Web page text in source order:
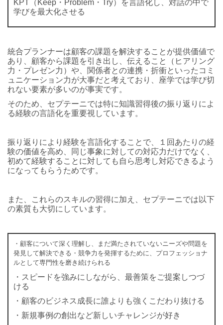
KPT（Keep・Problem・Try）を言語化し、対話の中で
学びを最大化させる
統合プランナーは顧客の課題を解決することが提供価値で
あり、顧客から課題を引き出し、伝えること（ヒアリング
力・プレゼン力）や、関係者との連携・折衝といったコミ
ュニケーション力が大事だと考えており、座学では学び切
れない要素が多いのが事実です。
そのため、セプテーニでは特に知識習得後の振り返りによ
る経験の言語化を重要視しています。
振り返りにより経験を言語化することで、１回あたりの経
験の価値を高め、同じ事象に対しての対応力だけでなく、
初めて経験することに対しても自ら思考し対応できるよう
になってもらうためです。
また、これらのスキルの習得に加え、セプテーニでは以下
の素質も大切にしています。
・顧客について深く理解し、まだ満たされていないニーズや問題を
発見して解決できる・競争力を発揮するために、プロフェッショナ
ルとして専門性を磨き続けられる
・スピードを強みにしながら、最善策をご提案しつづ
ける
・顧客のビジネス成長に誰よりも強くこだわり抜ける
・新規事例の創出など新しいチャレンジが好き